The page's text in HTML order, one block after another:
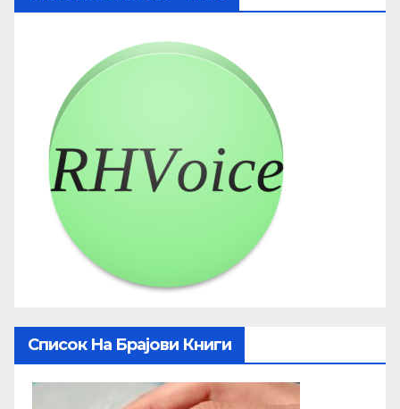
Список На Брајови Книги